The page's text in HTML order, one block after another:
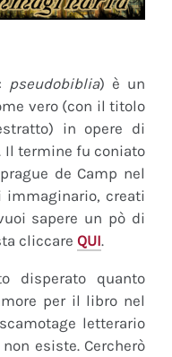
pseudobiblia) è un
vero (con il titolo
in opere di
Il termine fu coniato
de Camp nel
immaginario, creati
sapere un pò di
cliccare QUI.
disperato quanto
per il libro nel
letterario
esiste. Cercherò